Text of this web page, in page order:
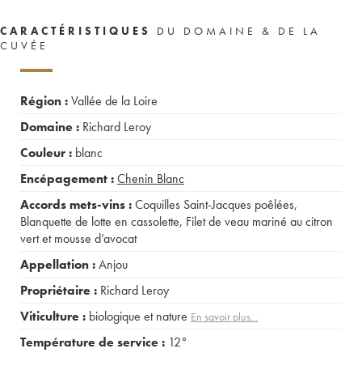
CARACTÉRISTIQUES
DU DOMAINE & DE LA
CUVÉE
Région :Vallée de la Loire
Domaine : Richard Leroy
Couleur : blanc
Encépagement :Chenin Blanc
Accords mets-vins :Coquilles Saint-Jacques poêlées,
Blanquette de lotte en cassolette, Filet de veau mariné au citron
vert et mousse d’avocat
Appellation :Anjou
Propriétaire : Richard Leroy
Viticulture : biologique et nature En savoir plus...
Température de service : 12°